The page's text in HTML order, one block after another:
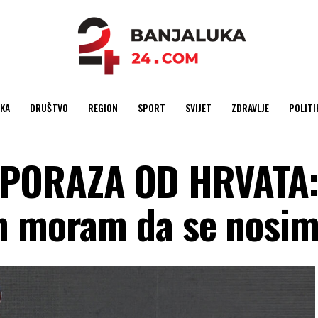
DRUŠTVO REGION SPORT SVIJET ZDRAVLJE
OD
da se